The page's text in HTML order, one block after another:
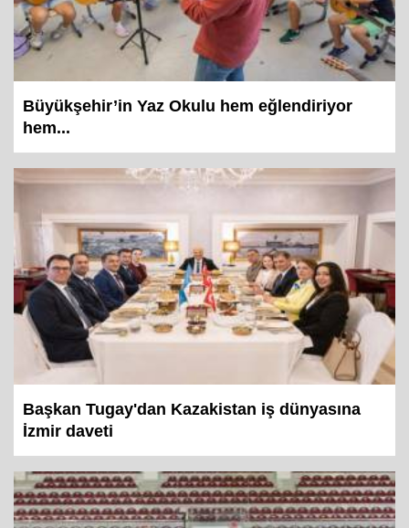
Büyükşehir’in Yaz Okulu hem eğlendiriyor
hem...
Başkan Tugay'dan Kazakistan iş dünyasına
İzmir daveti